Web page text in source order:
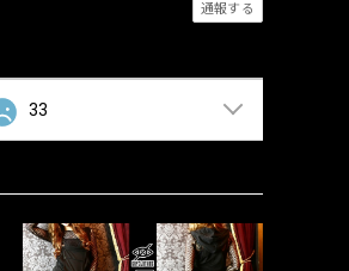
通報する
33